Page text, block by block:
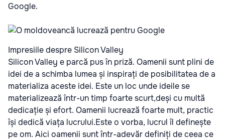
Google.
Impresiile despre Silicon Valley
Silicon Valley e parcă pus în priză. Oamenii sunt plini de
idei de a schimba lumea și inspirați de posibilitatea de a
materializa aceste idei. Este un loc unde ideile se
materializează într-un timp foarte scurt,deși cu multă
dedicație și efort. Oamenii lucrează foarte mult, practic
își dedică viața lucrului.Este o vorba, lucrul îl definește
pe om. Aici oamenii sunt într-adevăr definiți de ceea ce